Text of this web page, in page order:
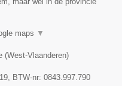
maps ▼
(West-Vlaanderen)
, BTW-nr: 0843.997.790